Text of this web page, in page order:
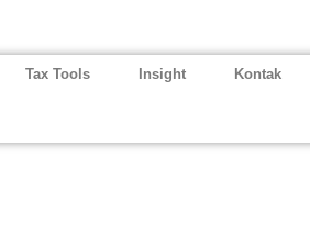
Tax Tools Insight Kontak